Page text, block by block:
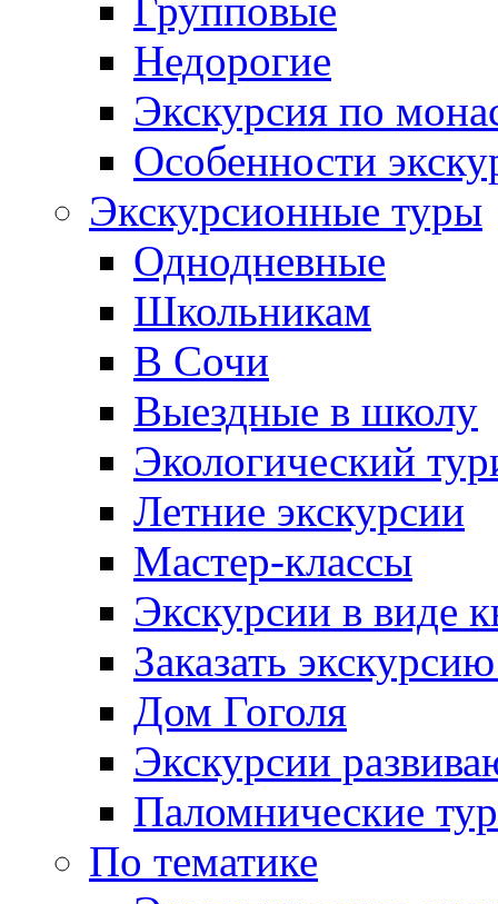
Групповые
Недорогие
Экскурсия по
Особенности
Экскурсионные туры
Однодневные
Школьникам
В Сочи
Выездные в школу
Экологический
Летние экскурсии
Мастер-классы
Экскурсии в виде
Заказать
Дом Гоголя
Экскурсии
Паломнические
По тематике